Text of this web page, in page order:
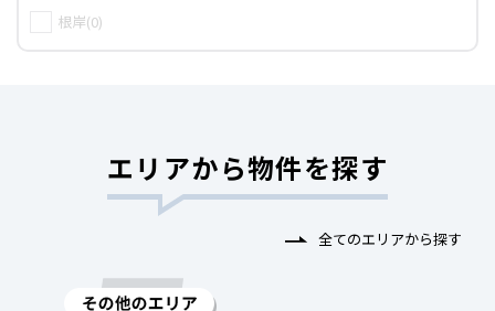
根岸(0)
エリアから物件を探す
全てのエリアから探す